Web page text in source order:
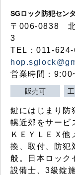
SGロック防犯セン
〒006-0838 北
3
TEL：011-
営業時間：
販売可
鍵にはじまり防
幌近郊をサービ
ＫＥＹＬＥＸ他
換、取付、防犯
般。日本ロック
設備士、3級錠